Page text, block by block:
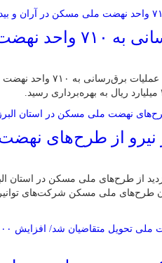
تکمیل طرح
نیرو از طرح‌های
از طرح‌های ملی مسکن در استان
طرح‌های ملی مسکن شرکت‌های